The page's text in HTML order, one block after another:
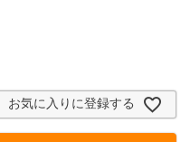
お気に入りに登録する